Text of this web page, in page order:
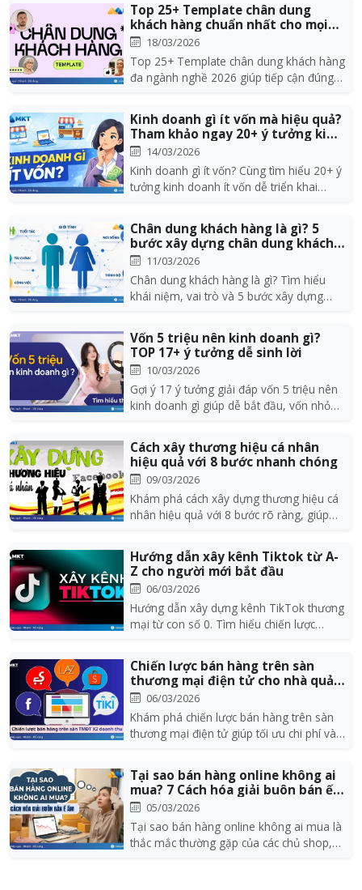
Top 25+ Template chân dung
khách hàng chuẩn nhất cho mọi
ngành nghề 20...
18/03/2026
Top 25+ Template chân dung khách hàng
đa ngành nghề 2026 giúp tiếp cận đúng
Kinh doanh gì ít vốn mà hiệu quả?
Tham khảo ngay 20+ ý tưởng kinh
doan...
14/03/2026
Kinh doanh gì ít vốn? Cùng tìm hiểu 20+ ý
tưởng kinh doanh ít vốn dễ triển khai
Chân dung khách hàng là gì? 5
bước xây dựng chân dung khách
hàng mục t...
11/03/2026
Chân dung khách hàng là gì? Tìm hiểu
khái niệm, vai trò và 5 bước xây dựng
Vốn 5 triệu nên kinh doanh gì?
TOP 17+ ý tưởng dễ sinh lời
10/03/2026
Gợi ý 17 ý tưởng giải đáp vốn 5 triệu nên
kinh doanh gì giúp dễ bắt đầu, vốn nhỏ
Cách xây thương hiệu cá nhân
hiệu quả với 8 bước nhanh chóng
09/03/2026
Khám phá cách xây dựng thương hiệu cá
nhân hiệu quả với 8 bước rõ ràng, giúp
Hướng dẫn xây kênh Tiktok từ A-
Z cho người mới bắt đầu
06/03/2026
Hướng dẫn xây dựng kênh TikTok thương
mại từ con số 0. Tìm hiểu chiến lược
Chiến lược bán hàng trên sàn
thương mại điện tử cho nhà quản
trị 06/03/2026
Khám phá chiến lược bán hàng trên sàn
thương mại điện tử giúp tối ưu chi phí và
Tại sao bán hàng online không ai
mua? 7 Cách hóa giải buôn bán ế
ẩm05/03/2026
Tại sao bán hàng online không ai mua là
thắc mắc thường gặp của các chủ shop,